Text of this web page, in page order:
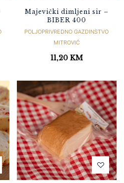
Majevički dimljeni sir –
BIBER 400
POLJOPRIVREDNO GAZDINSTVO
MITROVIĆ
11,20 KM